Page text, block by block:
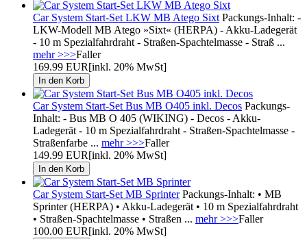
Car System Start-Set LKW MB Atego Sixt Packungs-Inhalt: -
LKW-Modell MB Atego »Sixt« (HERPA) - Akku-Ladegerät
- 10 m Spezialfahrdraht - Straßen-Spachtelmasse - Straß ...
mehr >>>Faller
169.99 EUR[inkl. 20% MwSt]
Car System Start-Set Bus MB O405 inkl. Decos Packungs-
Inhalt: - Bus MB O 405 (WIKING) - Decos - Akku-
Ladegerät - 10 m Spezialfahrdraht - Straßen-Spachtelmasse -
Straßenfarbe ... mehr >>>Faller
149.99 EUR[inkl. 20% MwSt]
Car System Start-Set MB SprinterPackungs-Inhalt: • MB
Sprinter (HERPA) • Akku-Ladegerät • 10 m Spezialfahrdraht
• Straßen-Spachtelmasse • Straßen ... mehr >>>Faller
100.00 EUR[inkl. 20% MwSt]